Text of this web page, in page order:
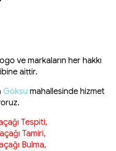
ve markaların her hakkı
aittir.
Göksu mahallesinde hizmet
Tespiti,
Tamiri,
Bulma,